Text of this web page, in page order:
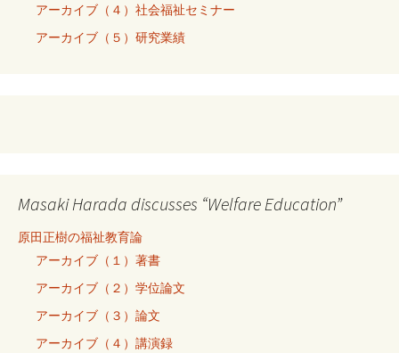
アーカイブ（４）社会福祉セミナー
アーカイブ（５）研究業績
Masaki Harada discusses “Welfare Education”
原田正樹の福祉教育論
アーカイブ（１）著書
アーカイブ（２）学位論文
アーカイブ（３）論文
アーカイブ（４）講演録